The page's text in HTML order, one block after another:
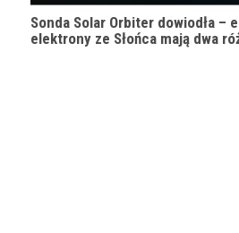
Sonda Solar Orbiter dowiodła –
elektrony ze Słońca mają dwa